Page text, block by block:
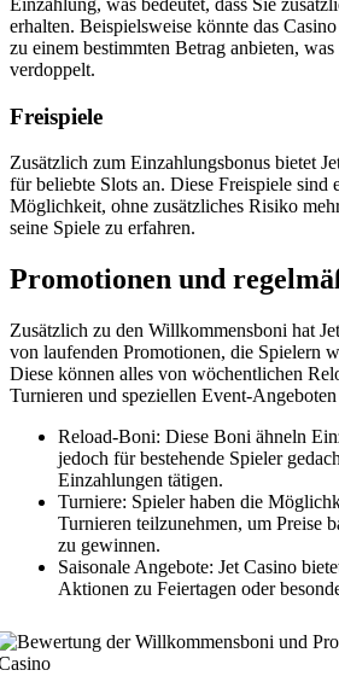
erhalten. Beispielsweise könnte das
zu einem bestimmten Betrag anbieten,
verdoppelt.
Freispiele
Zusätzlich zum Einzahlungsbonus bietet
für beliebte Slots an. Diese Freispiele sind
Möglichkeit, ohne zusätzliches Risiko
seine Spiele zu erfahren.
Promotionen und
Zusätzlich zu den Willkommensboni hat
von laufenden Promotionen, die Spielern
Diese können alles von wöchentlichen
Turnieren und speziellen Event-Angeboten
Reload-Boni: Diese Boni ähneln
jedoch für bestehende Spieler
Einzahlungen tätigen.
Turniere: Spieler haben die
Turnieren teilzunehmen, um Preise
zu gewinnen.
Saisonale Angebote: Jet Casino
Aktionen zu Feiertagen oder